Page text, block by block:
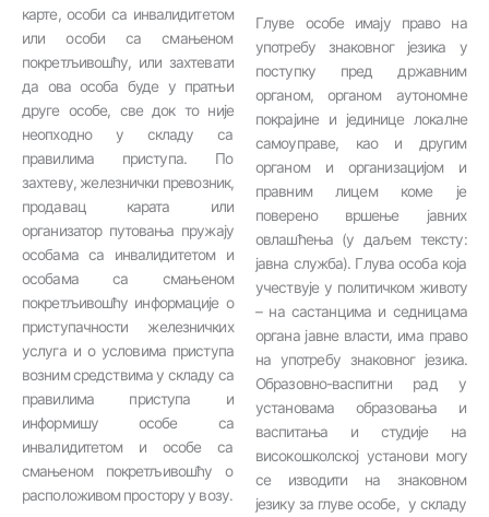
карте, особи са инвалидитетом
или особи са смањеном
покретљивошћу, или захтевати
да ова особа буде у пратњи
друге особе, све док то није
неопходно у складу са
правилима приступа. По
захтеву, железнички превозник,
продавац карата или
организатор путовања пружају
особама са инвалидитетом и
особама са смањеном
покретљивошћу информације о
приступачности железничких
услуга и о условима приступа
возним средствима у складу са
правилима приступа и
информишу особе са
инвалидитетом и особе са
смањеном покретљивошћу о
расположивом простору у возу.
Глуве особе имају право на
употребу знаковног језика у
поступку пред државним
органом, органом аутономне
покрајине и јединице локалне
самоуправе, као и другим
органом и организацијом и
правним лицем коме је
поверено вршење јавних
овлашћења (у даљем тексту:
јавна служба). Глува особа која
учествује у политичком животу
– на састанцима и седницама
органа јавне власти, има право
на употребу знаковног језика.
Образовно-васпитни рад у
установама образовања и
васпитања и студије на
високошколској установи могу
се изводити на знаковном
језику за глуве особе, у складу